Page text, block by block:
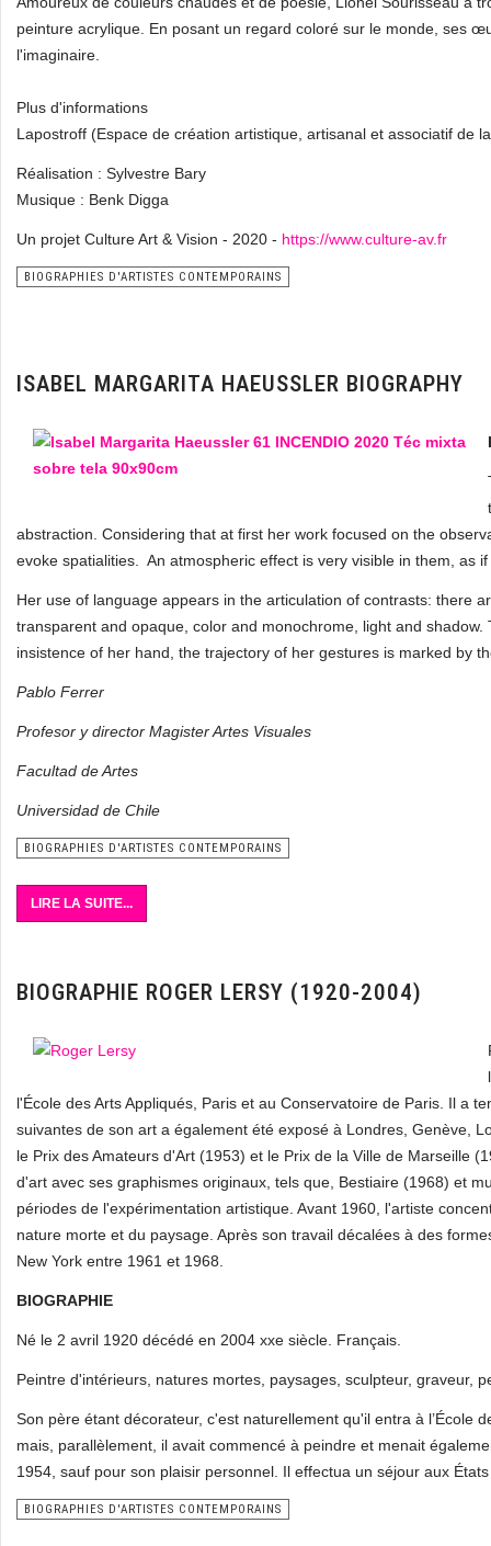
peinture acrylique. En posant un regard coloré sur le monde, ses
l'imaginaire.
Plus d'informations
Lapostroff (Espace de création artistique, artisanal et associatif de
Réalisation : Sylvestre Bary
Musique : Benk Digga
Un projet Culture Art & Vision - 2020 - https://www.culture-av.fr
BIOGRAPHIES D'ARTISTES CONTEMPORAINS
ISABEL MARGARITA HAEUSSLER BIOGRAPHY
abstraction. Considering that at first her work focused on the
evoke spatialities. An atmospheric effect is very visible in them, as
Her use of language appears in the articulation of contrasts: there
transparent and opaque, color and monochrome, light and
insistence of her hand, the trajectory of her gestures is marked by
Pablo Ferrer
Profesor y director Magister Artes Visuales
Facultad de Artes
Universidad de Chile
BIOGRAPHIES D'ARTISTES CONTEMPORAINS
LIRE LA SUITE...
BIOGRAPHIE ROGER LERSY (1920-2004)
l'École des Arts Appliqués, Paris et au Conservatoire de Paris. Il a
suivantes de son art a également été exposé à Londres, Genève,
le Prix des Amateurs d'Art (1953) et le Prix de la Ville de Marseille
d'art avec ses graphismes originaux, tels que, Bestiaire (1968) et
périodes de l'expérimentation artistique. Avant 1960, l'artiste
nature morte et du paysage. Après son travail décalées à des
New York entre 1961 et 1968.
BIOGRAPHIE
Né le 2 avril 1920 décédé en 2004 xxe siècle. Français.
Peintre d'intérieurs, natures mortes, paysages, sculpteur, graveur,
Son père étant décorateur, c'est naturellement qu'il entra à l’École
mais, parallèlement, il avait commencé à peindre et menait
1954, sauf pour son plaisir personnel. Il effectua un séjour aux
BIOGRAPHIES D'ARTISTES CONTEMPORAINS